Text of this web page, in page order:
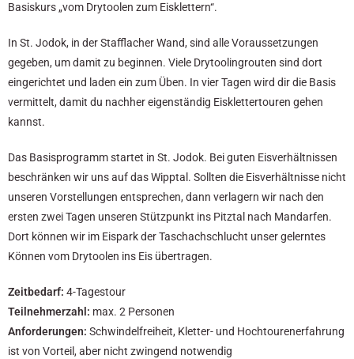
Basiskurs „vom Drytoolen zum Eisklettern“.
In St. Jodok, in der Stafflacher Wand, sind alle Voraussetzungen
gegeben, um damit zu beginnen. Viele Drytoolingrouten sind dort
eingerichtet und laden ein zum Üben. In vier Tagen wird dir die Basis
vermittelt, damit du nachher eigenständig Eisklettertouren gehen
kannst.
Das Basisprogramm startet in St. Jodok. Bei guten Eisverhältnissen
beschränken wir uns auf das Wipptal. Sollten die Eisverhältnisse nicht
unseren Vorstellungen entsprechen, dann verlagern wir nach den
ersten zwei Tagen unseren Stützpunkt ins Pitztal nach Mandarfen.
Dort können wir im Eispark der Taschachschlucht unser gelerntes
Können vom Drytoolen ins Eis übertragen.
Zeitbedarf: 4-Tagestour
Teilnehmerzahl: max. 2 Personen
Anforderungen: Schwindelfreiheit, Kletter- und Hochtourenerfahrung
ist von Vorteil, aber nicht zwingend notwendig